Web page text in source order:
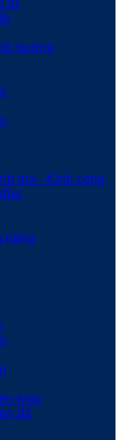
từ
nướng
toa - Kính cong
năng
Inox
đá